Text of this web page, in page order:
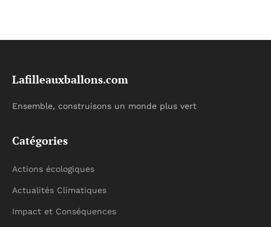
Lafilleauxballons.com
Ensemble, construisons un monde plus vert
Catégories
Actions écologiques
Actualités Climatiques
Impact et Conséquences